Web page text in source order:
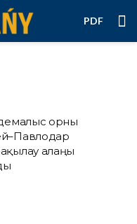
PDF
орны
алаңы